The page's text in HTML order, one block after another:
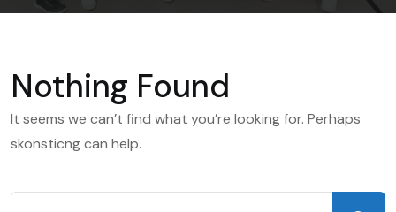
Nothing Found
It seems we can’t find what you’re looking for. Perhaps
skonsticng can help.